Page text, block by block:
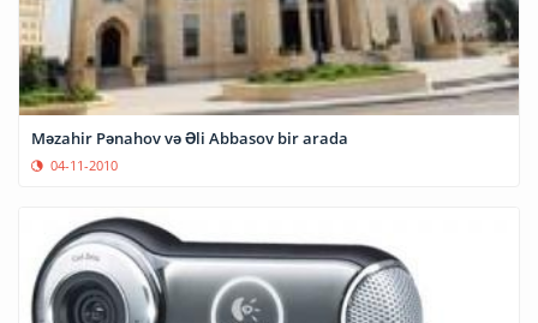
Məzahir Pənahov və Əli Abbasov bir arada
04-11-2010